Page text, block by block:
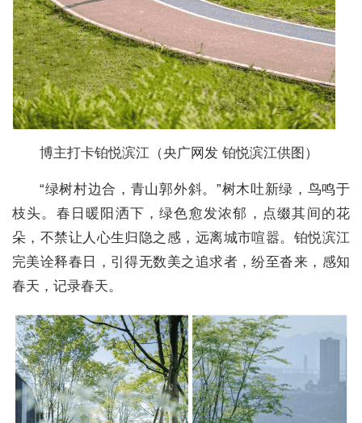
博主打卡铂悦滨江（央广网发 铂悦滨江供图）
“绿树村边合，青山郭外斜。”树木吐新绿，鸟鸣于
枝头。春日暖阳洒下，绿色愈发浓郁，点缀其间的花
朵，不禁让人心生归隐之感，远离城市喧嚣。铂悦滨江
完美诠释春日，引得无数美之追求者，纷至沓来，感知
春天，记录春天。